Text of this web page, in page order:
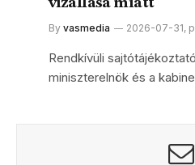
vízállása miatt
By vasmedia 2026-07-31,
Rendkívüli
miniszterelnök és a